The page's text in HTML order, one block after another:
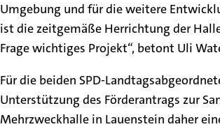
Umgebung und für die weitere
ist die zeitgemäße Herrichtung der
Frage wichtiges Projekt“, betont Uli
Für die beiden SPD-
Unterstützung des Förderantrags zur
Mehrzweckhalle in Lauenstein daher